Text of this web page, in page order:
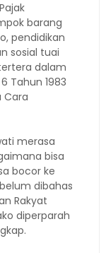
barang
pendidikan
sosial tuai
dalam
Tahun 1983
Cara
merasa
bisa
bocor ke
dibahas
Rakyat
diperparah